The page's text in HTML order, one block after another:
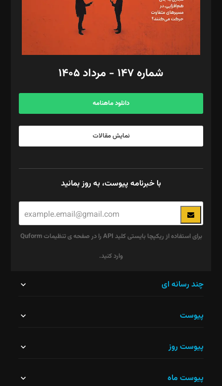
فیلمبرداری و عکاسی: امیر شفیعی، مانی لطفی زاده
گرافیک و صفحه‌آرایی: سید‌سبحان‌علی ثابت
مد‌یر توسعه تجاری: کامبیز برید‌
امور مالی: شاپور رهبری، محمد‌ کاظمی‌نیا
آگهی و مشترکین: ۰۹۱۹۹۹۹۰۴۵۴
شماره ۱۴۷ - مرداد ۱۴۰۵
دانلود ماهنامه
نمایش مقالات
با خبرنامه پیوست، به روز بمانید
برای استفاده از ریکپچا بایستی کلید API را در صفحه ی تنظیمات Quform
وارد کنید.
نباید
شود.
چند رسانه ای
پیوست
پیوست روز
پیوست ماه